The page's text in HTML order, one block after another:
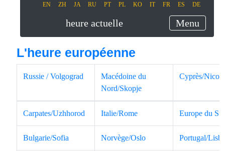
EN ZH JA RU PT PL KO IT FR ES DE
heure actuelle Menu
L'heure européenne
Russie / Volgograd
Macédoine du
Nord/Skopje
Cyprès/
Carpates/Uzhhorod Italie/Rome Europe du
Bulgarie/Sofia Norvège/Oslo Portugal/